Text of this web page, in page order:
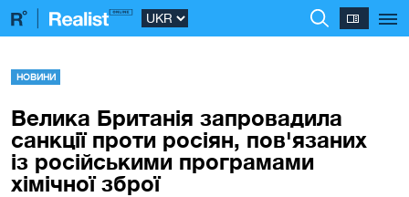
НОВИНИ
Велика Британія запровадила
санкції проти росіян, пов'язаних
із російськими програмами
хімічної зброї